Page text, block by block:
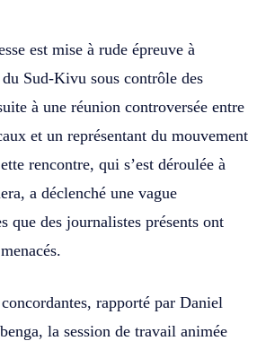
est mise à rude épreuve à
Sud-Kivu sous contrôle des
à une réunion controversée entre
et un représentant du mouvement
rencontre, qui s’est déroulée à
a déclenché une vague
que des journalistes présents ont
rapporté par Daniel
la session de travail animée